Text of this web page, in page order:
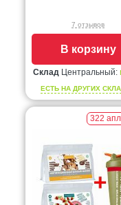
7 отзывов
В корзину
Склад Центральный:
ЕСТЬ НА ДРУГИХ
322